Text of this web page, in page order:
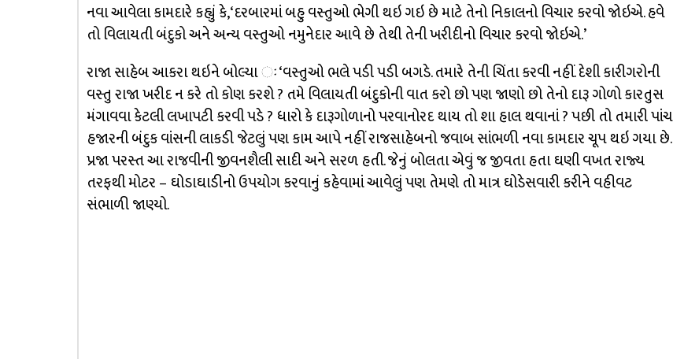
નવા આવેલા કામદારે કહ્યું કે, ‘દરબારમાં બહુ વસ્તુઓ ભેગી થઇ ગઇ છે માટે તેનો નિકાલનો વિચાર કરવો જોઇએ. હવે
તો વિલાયતી બંદુકો અને અન્ય વસ્તુઓ નમુનેદાર આવે છે તેથી તેની ખરીદીનો વિચાર કરવો જોઇએ.’
રાજા સાહેબ આકરા થઇને બોલ્યા ઃ ‘વસ્તુઓ ભલે પડી પડી બગડે. તમારે તેની ચિંતા કરવી નહીં. દેશી કારીગરોની
વસ્તુ રાજા ખરીદ ન કરે તો કોણ કરશે ? તમે વિલાયતી બંદુકોની વાત કરો છો પણ જાણો છો તેનો દારૂ ગોળો કારતુસ
મંગાવવા કેટલી લખાપટી કરવી પડે ? ધારો કે દારૂગોળાનો પરવાનોરદ થાય તો શા હાલ થવાનાં ? પછી તો તમારી પાંચ
હજારની બંદુક વાંસની લાકડી જેટલું પણ કામ આપે નહીં રાજસાહેબનો જવાબ સાંભળી નવા કામદાર ચૂપ થઇ ગયા છે.
પ્રજા પરસ્ત આ રાજવીની જીવનશૈલી સાદી અને સરળ હતી. જેનું બોલતા એવું જ જીવતા હતા ઘણી વખત રાજ્ય
તરફથી મોટર – ઘોડાઘાડીનો ઉપયોગ કરવાનું કહેવામાં આવેલું પણ તેમણે તો માત્ર ઘોડેસવારી કરીને વહીવટ
સંભાળી જાણ્યો.